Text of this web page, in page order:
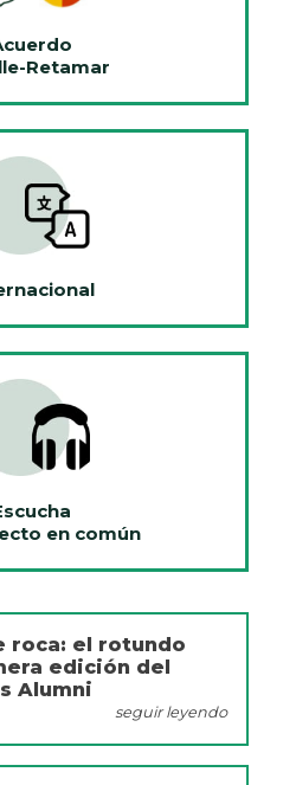
Retamar
en común
roca: el rotundo
edición del
Alumni
seguir leyendo